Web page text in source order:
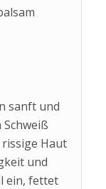
sanft und
Haut
und
ein, fettet